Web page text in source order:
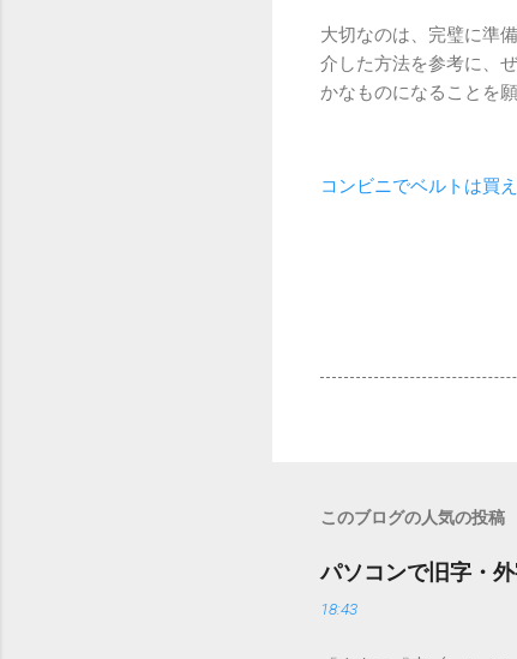
大切なのは、完璧に準
介した方法を参考に、
かなものになることを
コンビニでベルトは買
このブログの人気の投稿
パソコンで旧字・
18:43